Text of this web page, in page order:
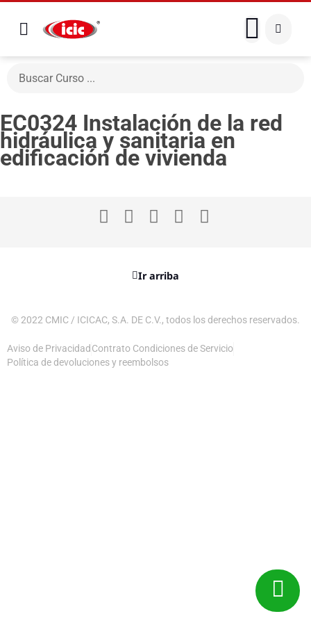
EC0324 Instalación de la red
hidráulica y sanitaria en
edificación de vivienda
Ir arriba
© 2022 CMIC / ICICAC, S.A. DE C.V., todos los derechos reservados.
Aviso de Privacidad Contrato Condiciones de Servicio
Política de devoluciones y reembolsos